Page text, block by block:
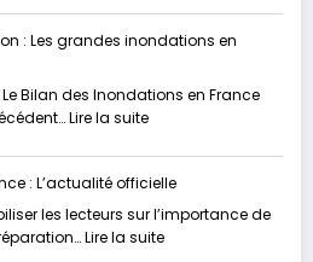
estimé
: Les grandes inondations en
Bilan des Inondations en France
Lire la suite:
et
Réaction
:
Les
: L’actualité officielle
les lecteurs sur l’importance de
Lire la suite: